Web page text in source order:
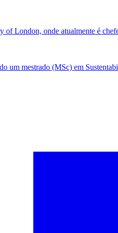
of London, onde atualmente é
um mestrado (MSc) em